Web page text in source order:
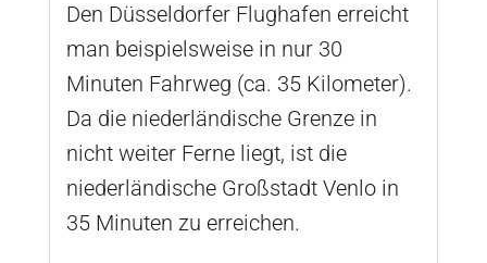
Den Düsseldorfer Flughafen erreicht
man beispielsweise in nur 30
Minuten Fahrweg (ca. 35 Kilometer).
Da die niederländische Grenze in
nicht weiter Ferne liegt, ist die
niederländische Großstadt Venlo in
35 Minuten zu erreichen.